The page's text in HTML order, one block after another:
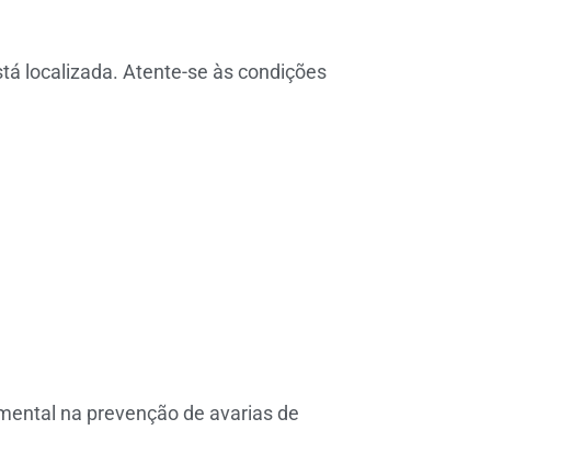
localizada. Atente-se às condições
na prevenção de avarias de